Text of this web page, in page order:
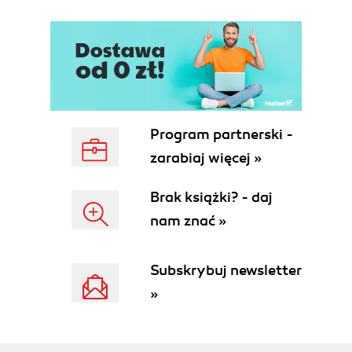
Zaczynamy (58)
Tworzenie i zapisywanie niestandardowych
ustawień dokumentu (59)
Tworzenie nowego dokumentu (60)
Przełączanie pomiędzy otwartymi dokumentami
Strony wzorcowe (62)
Stosowanie wzorca do stron dokumentu (72)
Układanie i kasowanie stron (74)
Zmiana rozmiaru strony (75)
Wyodrębnianie sekcji w celu zmiany numeracji
Przesłanianie elementów stron wzorcowych oraz
umieszczanie tekstu i grafiki na stronach publikacji
Program partnerski -
zarabiaj więcej »
Brak książki? - daj
nam znać »
Subskrybuj newsletter
»